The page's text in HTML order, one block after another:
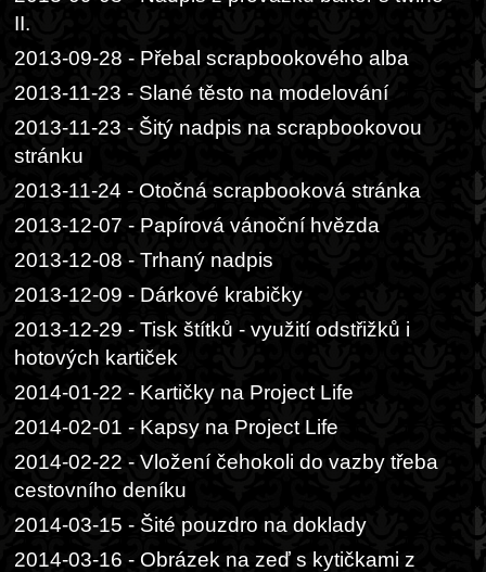
II.
2013-09-28 - Přebal scrapbookového alba
2013-11-23 - Slané těsto na modelování
2013-11-23 - Šitý nadpis na scrapbookovou
stránku
2013-11-24 - Otočná scrapbooková stránka
2013-12-07 - Papírová vánoční hvězda
2013-12-08 - Trhaný nadpis
2013-12-09 - Dárkové krabičky
2013-12-29 - Tisk štítků - využití odstřižků i
hotových kartiček
2014-01-22 - Kartičky na Project Life
2014-02-01 - Kapsy na Project Life
2014-02-22 - Vložení čehokoli do vazby třeba
cestovního deníku
2014-03-15 - Šité pouzdro na doklady
2014-03-16 - Obrázek na zeď s kytičkami z